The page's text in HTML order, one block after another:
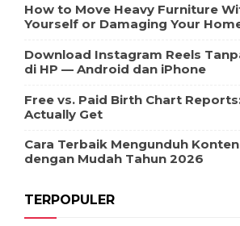
How to Move Heavy Furniture
Yourself or Damaging Your
Download Instagram Reels
di HP — Android dan iPhone
Free vs. Paid Birth Chart
Actually Get
Cara Terbaik Mengunduh
dengan Mudah Tahun 2026
TERPOPULER